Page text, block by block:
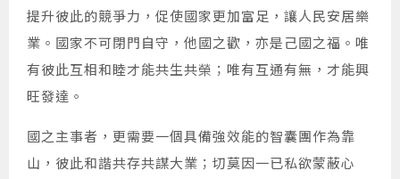
提升彼此的競爭力，促使國家更加富足，讓人民安居樂
業。國家不可閉門自守，他國之歡，亦是己國之福。唯
有彼此互相和睦才能共生共榮；唯有互通有無，才能興
旺發達。
國之主事者，更需要一個具備強效能的智囊團作為靠
山，彼此和諧共存共謀大業；切莫因一已私欲蒙蔽心